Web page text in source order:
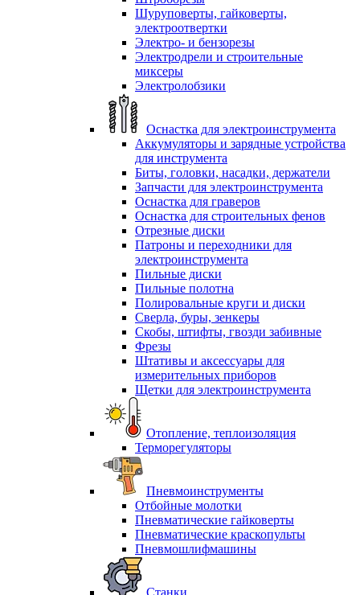
Шуруповерты, гайковерты,
электроотвертки
Электро- и бензорезы
Электродрели и строительные
миксеры
Электролобзики
Оснастка для электроинструмента
Аккумуляторы и зарядные устройства
для инструмента
Биты, головки, насадки, держатели
Запчасти для электроинструмента
Оснастка для граверов
Оснастка для строительных фенов
Отрезные диски
Патроны и переходники для
электроинструмента
Пильные диски
Пильные полотна
Полировальные круги и диски
Сверла, буры, зенкеры
Скобы, штифты, гвозди забивные
Фрезы
Штативы и аксессуары для
измерительных приборов
Щетки для электроинструмента
Отопление, теплоизоляция
Терморегуляторы
Пневмоинструменты
Отбойные молотки
Пневматические гайковерты
Пневматические краскопульты
Пневмошлифмашины
Станки